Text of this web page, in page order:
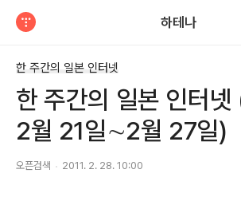
하테나
한 주간의 일본 인터넷
한 주간의 일본 인터
2월 21일∼2월 27일)
오픈검색 2011. 2. 28. 10:00